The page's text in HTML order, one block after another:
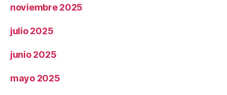
noviembre 2025
julio 2025
junio 2025
mayo 2025